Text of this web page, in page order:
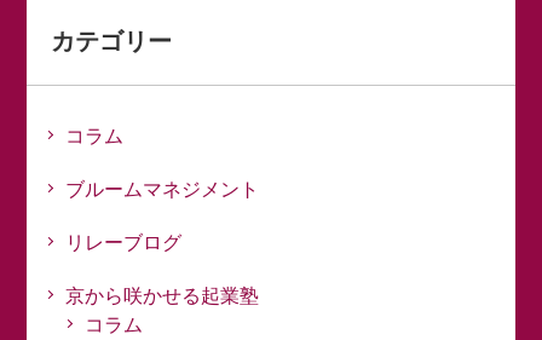
カテゴリー
コラム
ブルームマネジメント
リレーブログ
京から咲かせる起業塾
コラム